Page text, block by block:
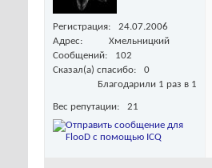
Регистрация
24.07.2006
Адрес
Хмельницкий
Сообщений
102
Сказал(а) спасибо
0
Благодарили 1 раз в 1
Вес репутации 21